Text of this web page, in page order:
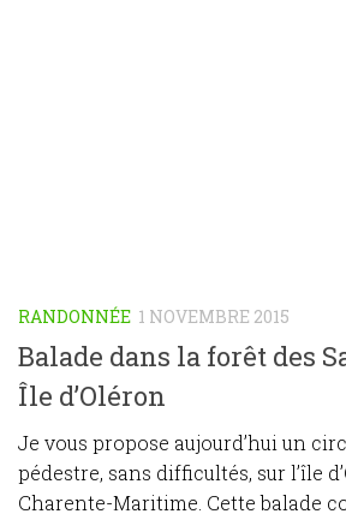
RANDONNÉE 1 NOVEMBRE 2015
Balade dans la forêt des
Île d’Oléron
Je vous propose aujourd’hui un
pédestre, sans difficultés, sur l’île
Charente-Maritime. Cette balade